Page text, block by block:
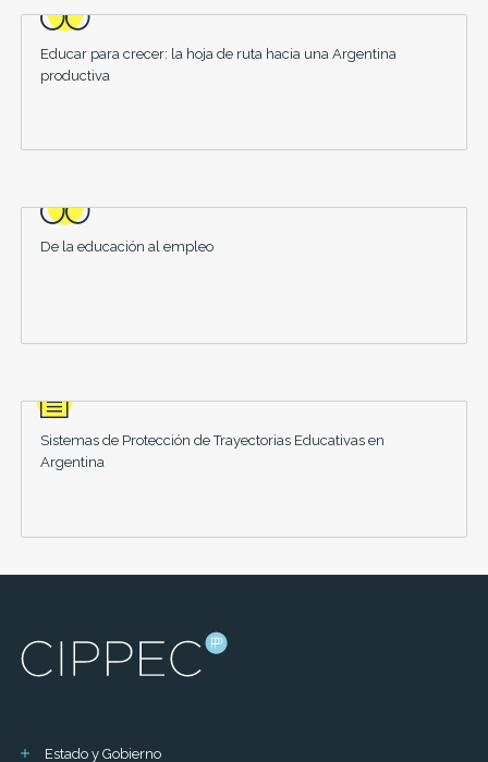
Educar para crecer: la hoja de ruta hacia una Argentina
productiva
De la educación al empleo
Sistemas de Protección de Trayectorias Educativas en
Argentina
Estado y Gobierno